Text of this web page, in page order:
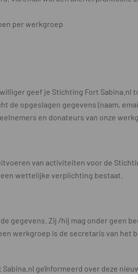
per werkgroep
geef je Stichting Fort
opgeslagen gegevens (naam,
en donateurs van onze
van activiteiten voor de
wettelijke verplichting bestaat.
gegevens. Zij /hij mag onder geen
werkgroep is de secretaris van het
geïnformeerd over deze